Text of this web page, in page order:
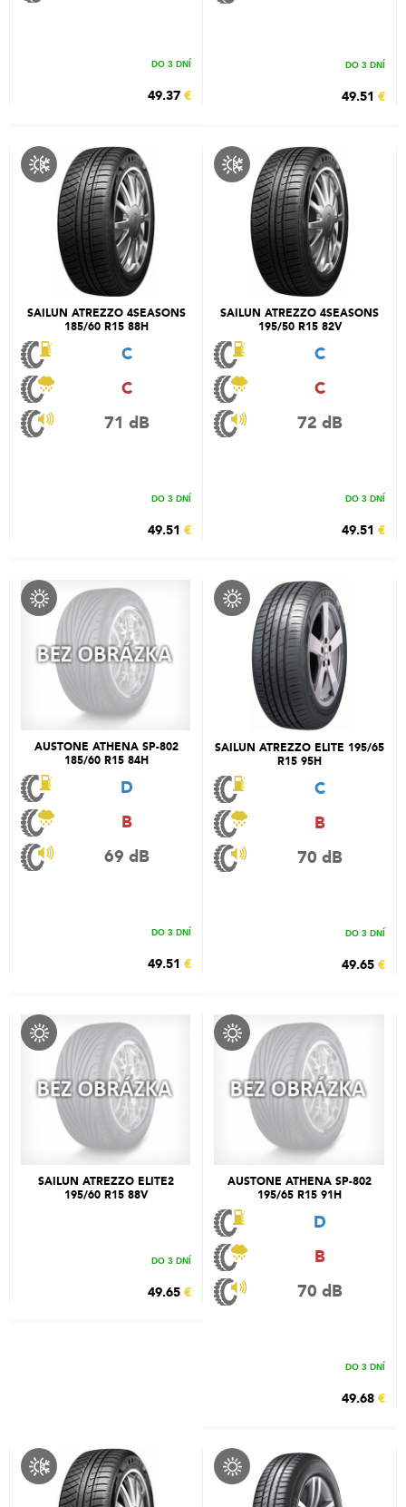
DO 3 DNÍ
49.37 €
DO 3 DNÍ
49.51 €
SAILUN ATREZZO 4SEASONS
185/60 R15 88H
C
C
71 dB
DO 3 DNÍ
49.51 €
SAILUN ATREZZO 4SEASONS
195/50 R15 82V
C
C
72 dB
DO 3 DNÍ
49.51 €
AUSTONE ATHENA SP-802
185/60 R15 84H
D
B
69 dB
DO 3 DNÍ
49.51 €
SAILUN ATREZZO ELITE 195/65
R15 95H
C
B
70 dB
DO 3 DNÍ
49.65 €
SAILUN ATREZZO ELITE2
195/60 R15 88V
DO 3 DNÍ
49.65 €
AUSTONE ATHENA SP-802
195/65 R15 91H
D
B
70 dB
DO 3 DNÍ
49.68 €